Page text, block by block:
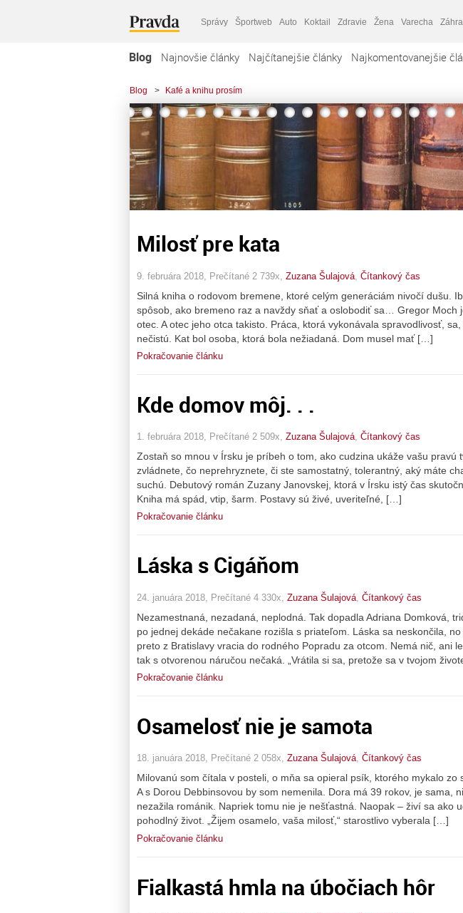
Správy Športweb Auto Koktail Zdravie Žena Varecha
Blog Najnovšie články Najčítanejšie články Najkomentovanejšie
Blog > Kafé a knihu prosím
Milosť pre kata
9. februára 2018, Prečítané 2 739x, Zuzana Šulajová Čítankový čas
Silná kniha o rodovom bremene, ktoré celým generáciám nivočí dušu.
spôsob, ako bremeno raz a navždy sňať a oslobodiť sa… Gregor Moch
otec. A otec jeho otca takisto. Práca, ktorá vykonávala spravodlivosť,
nečistú. Kat bol osoba, ktorá bola nežiadaná. Dom musel mať […]
Pokračovanie článku
Kde domov môj. . .
1. februára 2018, Prečítané 2 509x, Zuzana Šulajová, Čítankový čas
Zostaň so mnou v Írsku je príbeh o tom, ako cudzina ukáže vašu pravú
zvládnete, čo neprehryznete, či ste samostatný, tolerantný, aký máte
suchú. Debutový román Zuzany Janovskej, ktorá v Írsku istý čas
Kniha má spád, vtip, šarm. Postavy sú živé, uveriteľné, […]
Pokračovanie článku
Láska s Cigáňom
24. januára 2018, Prečítané 4 330x, Zuzana Šulajová Čítankový čas
Nezamestnaná, nezadaná, neplodná. Tak dopadla Adriana Domková,
po jednej dekáde nečakane rozišla s priateľom. Láska sa neskončila,
preto z Bratislavy vracia do rodného Popradu za otcom. Nemá nič, ani
tak s otvorenou náručou nečaká. „Vrátila si sa, pretože sa v tvojom
Pokračovanie článku
Osamelosť nie je samota
18. januára 2018, Prečítané 2 058x, Zuzana Šulajová, Čítankový čas
Milovanú som čítala v posteli, o mňa sa opieral psík, ktorého mykalo zo
A s Dorou Debbinsovou by som nemenila. Dora má 39 rokov, je sama,
nezažila románik. Napriek tomu nie je nešťastná. Naopak – živí sa ako
pohodlný život. „Žijem osamelo, vaša milosť,“ starostlivo vyberala […]
Pokračovanie článku
Fialkastá hmla na úbočiach hôr